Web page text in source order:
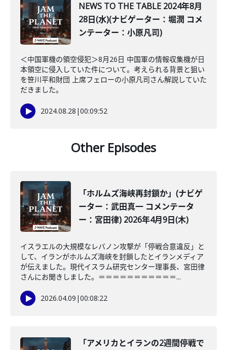
NEWS TO THE TABLE 2024年8月
28日(水)(ナビゲーター：堀潤 コメ
ンテーター：小原凡司)
＜中国軍機の領空侵犯＞8月26日 中国軍の情報収集機が日
本領空に侵入していた件について。考えられる背景と狙い
を笹川平和財団 上席フェローの小原凡司さん解説していた
だきました。
2024.08.28 |00:09:52
Other Episodes
「ホルムズ海峡再封鎖か」(ナビゲ
ーター：武田真一 コメンテータ
ー：宮田律) 2026年4月9日(木)
イスラエルの大規模なレバノン攻撃が「停戦合意違反」と
して、イランがホルムズ海峡を封鎖したとイランメディア
が伝えました。現代イスラム研究センター理事長、宮田律
さんにお聞きしました。＝＝＝＝＝＝＝＝＝＝＝...
2026.04.09 |00:08:22
「アメリカとイランの2週間停戦で